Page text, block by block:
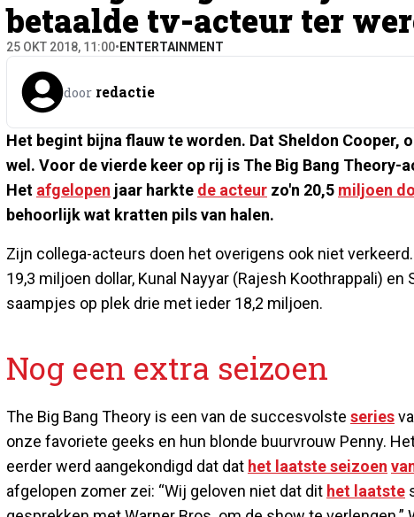
betaalde tv-acteur ter
25 OKT 2018, 11:00• ENTERTAINMENT
door redactie
Het begint bijna flauw te worden. Dat Sheldon Cooper,
wel. Voor de vierde keer op rij is The Big Bang
Het afgelopen jaar harkte de acteur zo'n 20,5 miljoen
behoorlijk wat kratten pils van halen.
Zijn collega-acteurs doen het overigens ook niet
19,3 miljoen dollar, Kunal Nayyar (Rajesh Koothrappali)
saampjes op plek drie met ieder 18,2 miljoen.
Nog een extra seizoen
The Big Bang Theory is een van de succesvolste series
onze favoriete geeks en hun blonde buurvrouw Penny.
eerder werd aangekondigd dat dat het laatste seizoen
afgelopen zomer zei: “Wij geloven niet dat dit het laatste